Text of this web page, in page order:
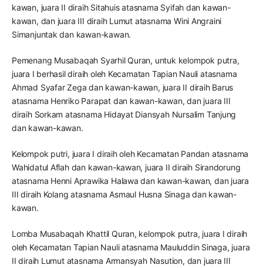
kawan, juara II diraih Sitahuis atasnama Syifah dan kawan-
kawan, dan juara III diraih Lumut atasnama Wini Angraini
Simanjuntak dan kawan-kawan.
Pemenang Musabaqah Syarhil Quran, untuk kelompok putra,
juara I berhasil diraih oleh Kecamatan Tapian Nauli atasnama
Ahmad Syafar Zega dan kawan-kawan, juara II diraih Barus
atasnama Henriko Parapat dan kawan-kawan, dan juara III
diraih Sorkam atasnama Hidayat Diansyah Nursalim Tanjung
dan kawan-kawan.
Kelompok putri, juara I diraih oleh Kecamatan Pandan atasnama
Wahidatul Aflah dan kawan-kawan, juara II diraih Sirandorung
atasnama Henni Aprawika Halawa dan kawan-kawan, dan juara
III diraih Kolang atasnama Asmaul Husna Sinaga dan kawan-
kawan.
Lomba Musabaqah Khattil Quran, kelompok putra, juara I diraih
oleh Kecamatan Tapian Nauli atasnama Mauluddin Sinaga, juara
II diraih Lumut atasnama Armansyah Nasution, dan juara III